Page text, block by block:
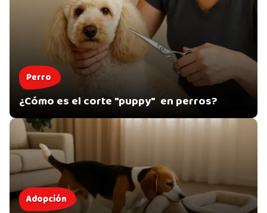
Perro
¿Cómo es el corte "puppy" en perros?
Adopción